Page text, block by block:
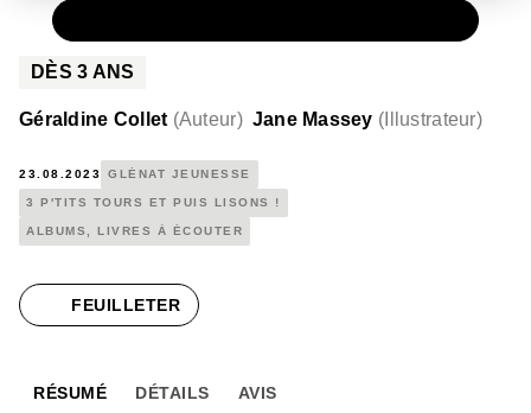
DÈS3 ANS
Géraldine Collet (Auteur) Jane Massey ( Illustrateur)
23.08.2023 GLÉNAT JEUNESSE
3 P'TITS TOURS ET PUIS LISONS !
ALBUMS, LIVRES À ÉCOUTER
FEUILLETER
RÉSUMÉ DÉTAILS AVIS